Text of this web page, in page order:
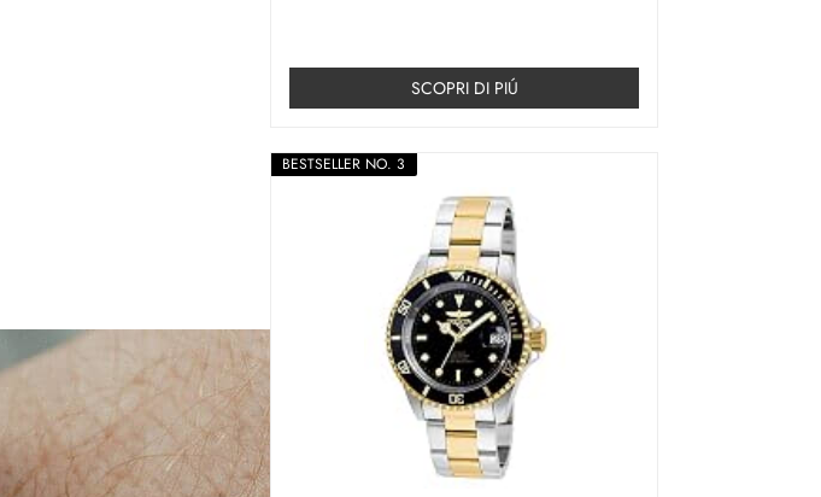
SCOPRI DI PIÚ
BESTSELLER NO. 3